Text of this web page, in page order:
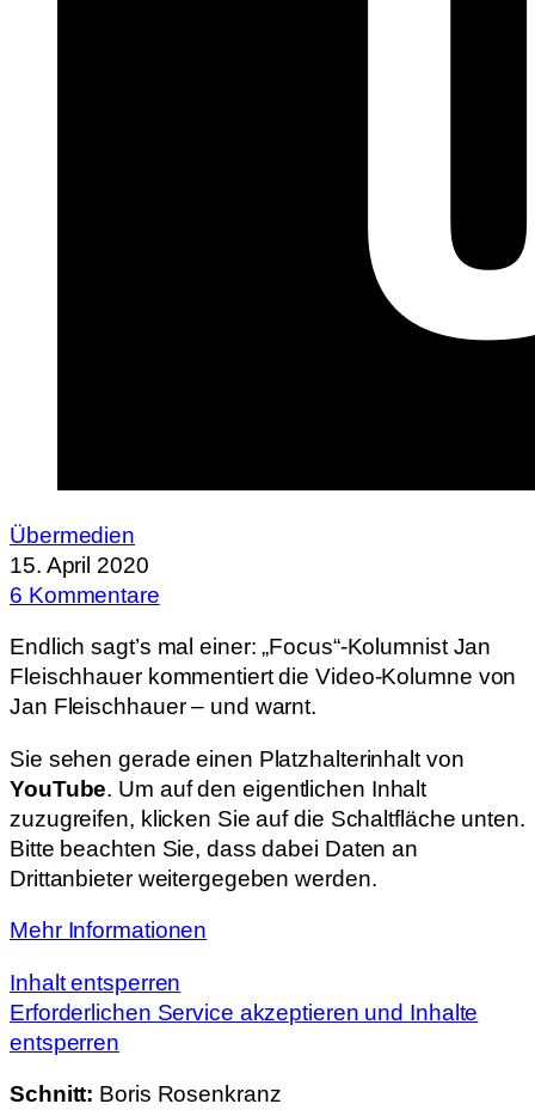
Übermedien
15. April 2020
6 Kommentare
Endlich sagt’s mal einer: „Focus“-Kolumnist Jan
Fleischhauer kommentiert die Video-Kolumne von
Jan Fleischhauer – und warnt.
Sie sehen gerade einen Platzhalterinhalt von
YouTube. Um auf den eigentlichen Inhalt
zuzugreifen, klicken Sie auf die Schaltfläche unten.
Bitte beachten Sie, dass dabei Daten an
Drittanbieter weitergegeben werden.
Mehr Informationen
Inhalt entsperren
Erforderlichen Service akzeptieren und Inhalte
entsperren
Schnitt: Boris Rosenkranz